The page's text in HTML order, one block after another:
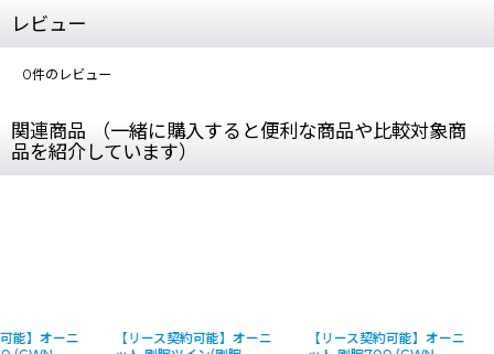
レビュー
0件のレビュー
関連商品 （一緒に購入すると便利な商品や比較対象商
品を紹介しています）
能】オーニ
【リース契約可能】オーニ
【リース契約可能】オーニ